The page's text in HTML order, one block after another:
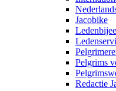
Jacobike
Pelgrims
Redactie